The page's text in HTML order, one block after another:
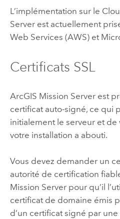
L’implémentation sur le
Serverest actuellement
Web Services (AWS)et
Certificats SSL
ArcGIS Mission Serverest
certificat auto-signé, ce qui
initialement le serveur et
votre installation a abouti.
Vous devez demander un
autorité de certification
Mission Serverpour qu’il
certificat de domaine émis
d’un certificat signé par